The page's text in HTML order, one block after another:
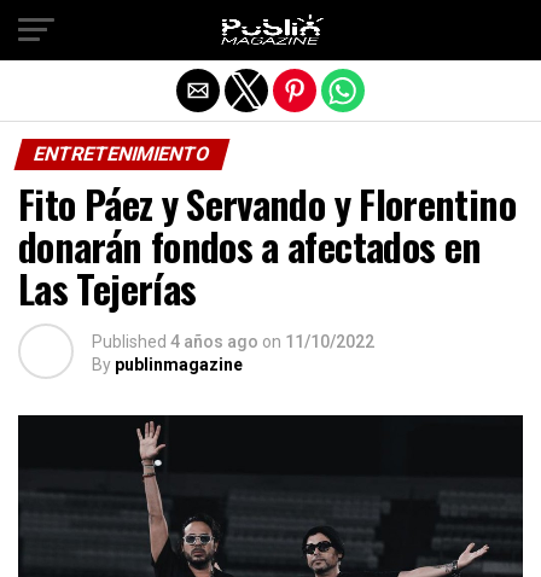
ENTRETENIMIENTO
Fito Páez y Servando y Florentino
donarán fondos a afectados en
Las Tejerías
Published 4 años ago on 11/10/2022
By publinmagazine
Salir de la versión móvil